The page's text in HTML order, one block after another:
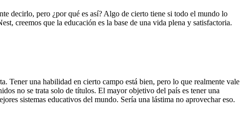
decirlo, pero ¿por qué es así? Algo de cierto tiene si todo el mundo lo
creemos que la educación es la base de una vida plena y satisfactoria.
Tener una habilidad en cierto campo está bien, pero lo que realmente vale
no se trata solo de títulos. El mayor objetivo del país es tener una
sistemas educativos del mundo. Sería una lástima no aprovechar eso.